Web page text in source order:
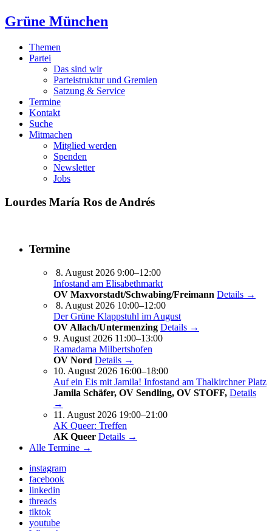
Grüne München
Themen
Partei
Das sind wir
Parteistruktur und Gremien
Satzung & Service
Termine
Kontakt
Suche
Mitmachen
Mitglied werden
Spenden
Newsletter
Jobs
Lourdes María Ros de Andrés
Termine
8. August 2026 9:00–12:00
Infostand am Elisabethmarkt
OV Maxvorstadt/Schwabing/Freimann Details →
8. August 2026 10:00–12:00
Der Grüne Klappstuhl im August
OV Allach/Untermenzing Details →
9. August 2026 11:00–13:00
Ramadama Milbertshofen
OV Nord Details →
10. August 2026 16:00–18:00
Auf ein Eis mit Jamila! Infostand am Thalkirchner Platz
Jamila Schäfer, OV Sendling, OV STOFF, Details
→
11. August 2026 19:00–21:00
AK Queer: Treffen
AK Queer Details →
Alle Termine →
instagram
facebook
linkedin
threads
tiktok
youtube